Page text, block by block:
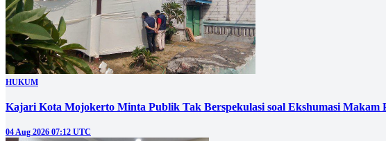
HUKUM
Kajari Kota Mojokerto Minta Publik Tak Berspekulasi soal Ekshumasi Makam
04 Aug 2026 07:12 UTC